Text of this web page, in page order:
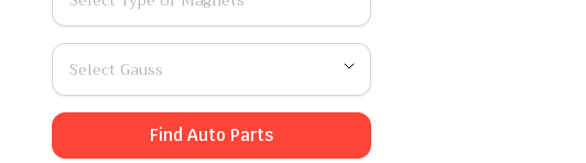
Select Gauss
Find Auto Parts